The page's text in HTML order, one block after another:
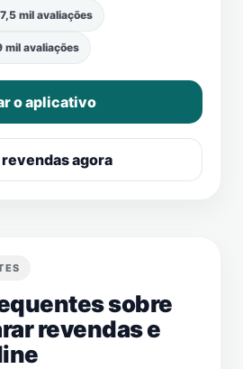
mil avaliações
mil avaliações
o aplicativo
agora
sobre
revendas e